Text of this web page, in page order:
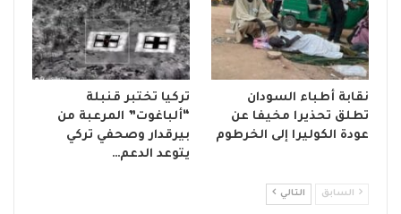
نقابة أطباء السودان
تطلق تحذيرا مخيفا عن
عودة الكوليرا إلى الخرطوم
تركيا تختبر قنبلة
“ألباغوت” المرعبة من
بيرقدار وصحفي تركي
يتوعد الدعم…
السابق التالي